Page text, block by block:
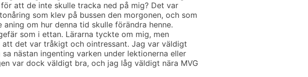
för att de inte skulle tracka ned på mig? Det var
som klev på bussen den morgonen, och som
aning om hur denna tid skulle förändra henne.
som i ettan. Lärarna tyckte om mig, men
det var tråkigt och ointressant. Jag var väldigt
nästan ingenting varken under lektionerna eller
var dock väldigt bra, och jag låg väldigt nära MVG